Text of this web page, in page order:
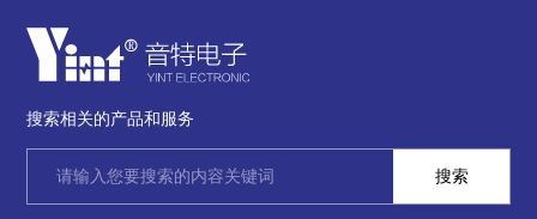
搜索相关的产品和服务